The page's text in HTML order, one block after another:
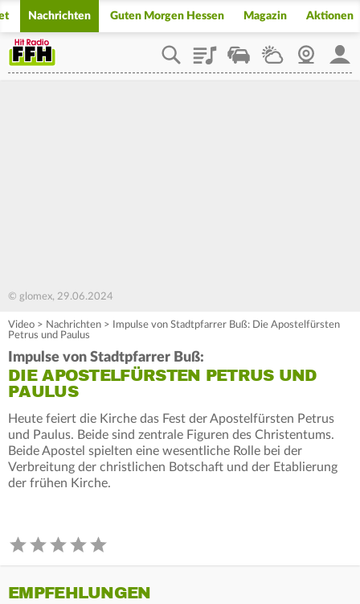
Nachrichten Guten Morgen Hessen Magazin Aktionen
PlaylistStaupilotWetterWebcam
© glomex, 29.06.2024
Video > Nachrichten >
Impulse von Stadtpfarrer Buß: Die Apostelfürsten
Petrus und Paulus
Impulse von Stadtpfarrer Buß:
DIE APOSTELFÜRSTEN PETRUS UND
PAULUS
Heute feiert die Kirche das Fest der Apostelfürsten Petrus
und Paulus. Beide sind zentrale Figuren des Christentums.
Beide Apostel spielten eine wesentliche Rolle bei der
Verbreitung der christlichen Botschaft und der Etablierung
der frühen Kirche.
EMPFEHLUNGEN